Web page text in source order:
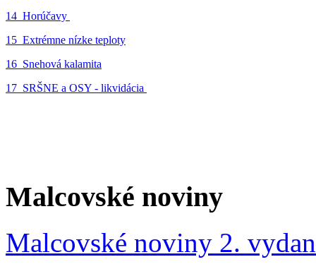
14_Horúčavy
15_Extrémne nízke teploty
16_Snehová kalamita
17_SRŠNE a OSY - likvidácia
Malcovské noviny
Malcovské noviny 2.